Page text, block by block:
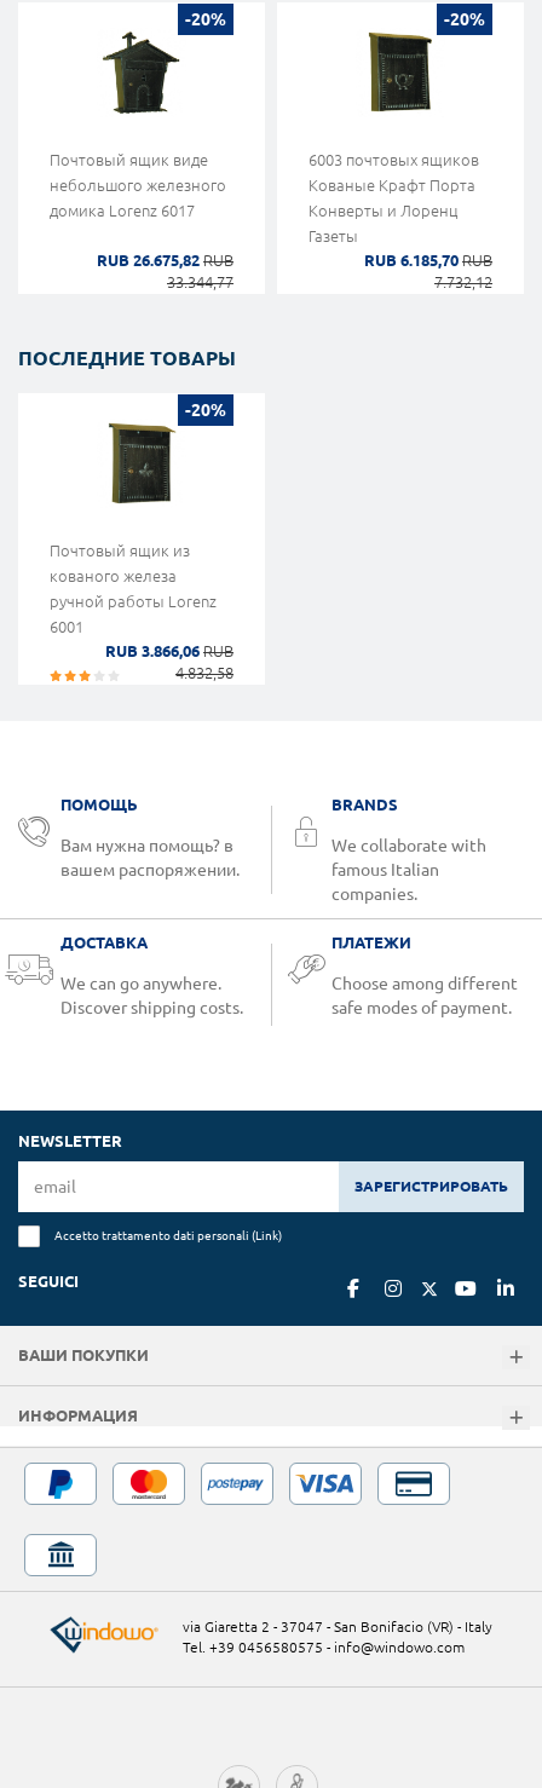
-20%
Почтовый ящик виде
небольшого железного
домика Lorenz 6017
RUB 26.675,82 RUB
33.344,77
-20%
6003 почтовых ящиков
Кованые Крафт Порта
Конверты и Лоренц
Газеты
RUB 6.185,70 RUB
7.732,12
ПОСЛЕДНИЕ ТОВАРЫ
-20%
Почтовый ящик из
кованого железа
ручной работы Lorenz
6001
RUB 3.866,06 RUB
4.832,58
ПОМОЩЬ
Вам нужна помощь? в
вашем распоряжении.
BRANDS
We collaborate with
famous Italian
companies.
ДОСТАВКА
We can go anywhere.
Discover shipping costs.
ПЛАТЕЖИ
Choose among different
safe modes of payment.
NEWSLETTER
ЗАРЕГИСТРИРОВАТЬ
Accetto trattamento dati personali (Link)
SEGUICI
ВАШИ ПОКУПКИ
ИНФОРМАЦИЯ
via Giaretta 2 - 37047 - San Bonifacio (VR) - Italy
Tel. +39 0456580575 - info@windowo.com